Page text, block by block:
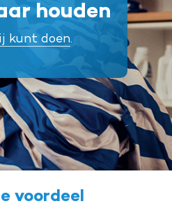
houden
kunt doen.
voordeel